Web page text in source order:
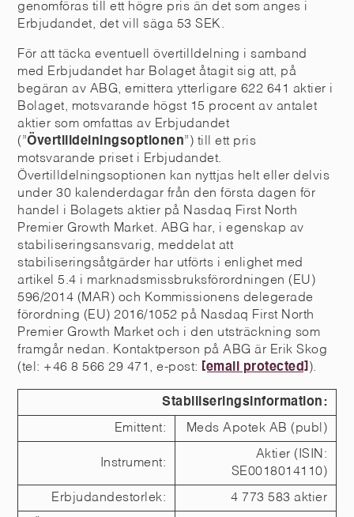
genomföras till ett högre pris än det som anges i
Erbjudandet, det vill säga 53 SEK.
För att täcka eventuell övertilldelning i samband
med Erbjudandet har Bolaget åtagit sig att, på
begäran av ABG, emittera ytterligare 622 641 aktier i
Bolaget, motsvarande högst 15 procent av antalet
aktier som omfattas av Erbjudandet
(”Övertilldelningsoptionen”) till ett pris
motsvarande priset i Erbjudandet.
Övertilldelningsoptionen kan nyttjas helt eller delvis
under 30 kalenderdagar från den första dagen för
handel i Bolagets aktier på Nasdaq First North
Premier Growth Market. ABG har, i egenskap av
stabiliseringsansvarig, meddelat att
stabiliseringsåtgärder har utförts i enlighet med
artikel 5.4 i marknadsmissbruksförordningen (EU)
596/2014 (MAR) och Kommissionens delegerade
förordning (EU) 2016/1052 på Nasdaq First North
Premier Growth Market och i den utsträckning som
framgår nedan. Kontaktperson på ABG är Erik Skog
(tel: +46 8 566 29 471, e-post: [email protected] ).
Stabiliseringsinformation:
Emittent: Meds Apotek AB (publ)
Instrument:
Aktier (ISIN:
SE0018014110)
Erbjudandestorlek: 4 773 583 aktier